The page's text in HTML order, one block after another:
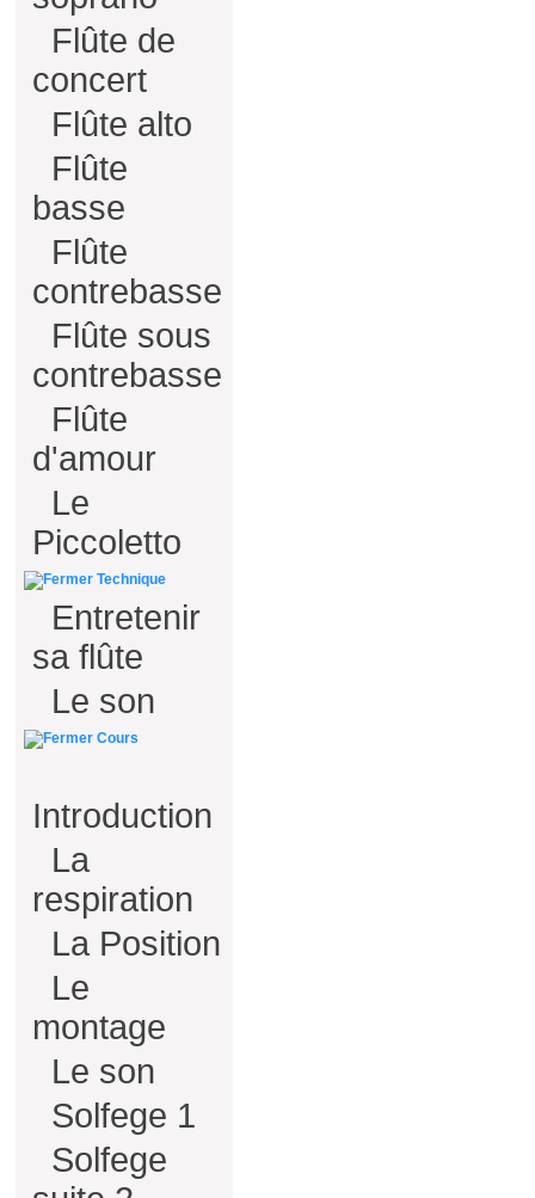
Flûte de
concert
Flûte alto
Flûte
basse
Flûte
contrebasse
Flûte sous
contrebasse
Flûte
d'amour
Le
Piccoletto
Technique
Entretenir
sa flûte
Le son
Cours
Introduction
La
respiration
La Position
Le
montage
Le son
Solfege 1
Solfege